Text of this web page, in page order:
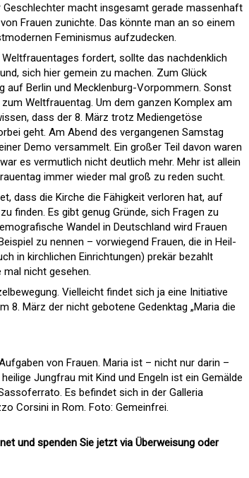
macht insgesamt gerade massenhaft
Frauen zunichte. Das könnte man an so einem
Feminismus aufzudecken.
fordert, sollte das nachdenklich
sich hier gemein zu machen. Zum Glück
auf Berlin und Mecklenburg-Vorpommern. Sonst
Weltfrauentag. Um dem ganzen Komplex am
dass der 8. März trotz Mediengetöse
geht. Am Abend des vergangenen Samstag
Demo versammelt. Ein großer Teil davon waren
es vermutlich nicht deutlich mehr. Mehr ist allein
immer wieder mal groß zu reden sucht.
dass die Kirche die Fähigkeit verloren hat, auf
finden. Es gibt genug Gründe, sich Fragen zu
Wandel in Deutschland wird Frauen
zu nennen – vorwiegend Frauen, die in Heil-
in kirchlichen Einrichtungen) prekär bezahlt
nicht gesehen.
Vielleicht findet sich ja eine Initiative
8. März der nicht gebotene Gedenktag „Maria die
von Frauen. Maria ist – nicht nur darin –
Jungfrau mit Kind und Engeln ist ein Gemälde
Es befindet sich in der Galleria
Corsini in Rom. Foto: Gemeinfrei.
und spenden Sie jetzt via Überweisung oder